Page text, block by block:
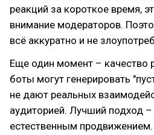
реакций за короткое время,
внимание модераторов.
всё аккуратно и не
Еще один момент – качество
боты могут генерировать
не дают реальных
аудиторией. Лучший подход –
естественным продвижением.